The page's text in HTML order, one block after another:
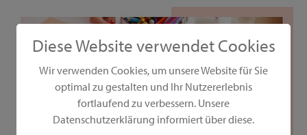
Diese Website verwendet Cookies
Wir verwenden Cookies, um unsere Website für Sie
optimal zu gestalten und Ihr Nutzererlebnis
fortlaufend zu verbessern. Unsere
Datenschutzerklärung informiert über diese.